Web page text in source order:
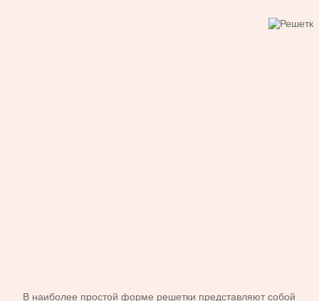
В наиболее простой форме решетки представляютсобой